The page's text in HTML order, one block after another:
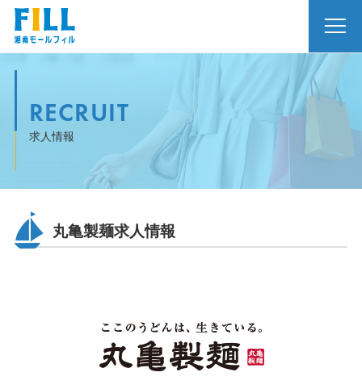
RECRUIT
求人情報
丸亀製麺求人情報